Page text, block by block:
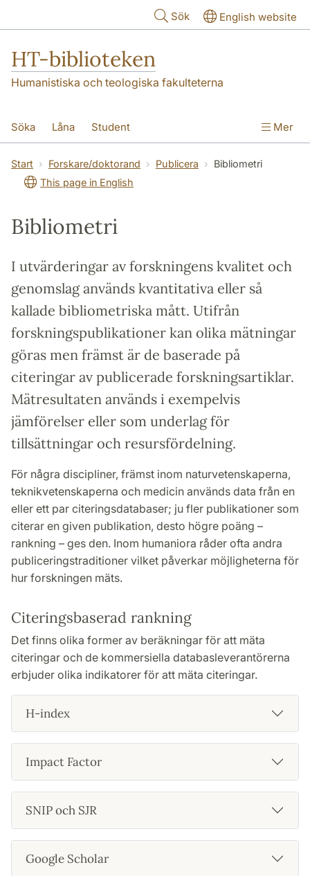
Sök English website
HT-biblioteken
Humanistiska och teologiska fakulteterna
Söka Låna Student
Forskare/doktorand Lärare Kontakt
Om oss
Mer
Start Forskare/doktorand Publicera
Bibliometri
This page in English
Bibliometri
I utvärderingar av forskningens kvalitet och
genomslag används kvantitativa eller så
kallade bibliometriska mått. Utifrån
forskningspublikationer kan olika mätningar
göras men främst är de baserade på
citeringar av publicerade forskningsartiklar.
Mätresultaten används i exempelvis
jämförelser eller som underlag för
tillsättningar och resursfördelning.
För några discipliner, främst inom naturvetenskaperna,
teknikvetenskaperna och medicin används data från en
eller ett par citeringsdatabaser; ju fler publikationer som
citerar en given publikation, desto högre poäng –
rankning – ges den. Inom humaniora råder ofta andra
publiceringstraditioner vilket påverkar möjligheterna för
hur forskningen mäts.
Citeringsbaserad rankning
Det finns olika former av beräkningar för att mäta
citeringar och de kommersiella databasleverantörerna
erbjuder olika indikatorer för att mäta citeringar.
H-index
Impact Factor
SNIP och SJR
Google Scholar